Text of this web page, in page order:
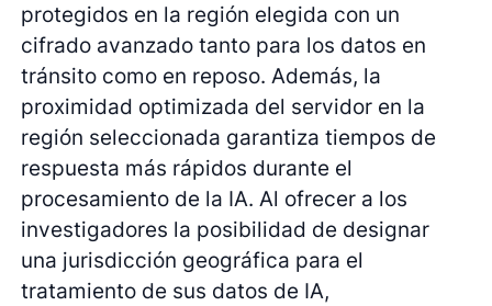
protegidos en la región elegida con un
cifrado avanzado tanto para los datos en
tránsito como en reposo. Además, la
proximidad optimizada del servidor en la
región seleccionada garantiza tiempos de
respuesta más rápidos durante el
procesamiento de la IA. Al ofrecer a los
investigadores la posibilidad de designar
una jurisdicción geográfica para el
tratamiento de sus datos de IA,